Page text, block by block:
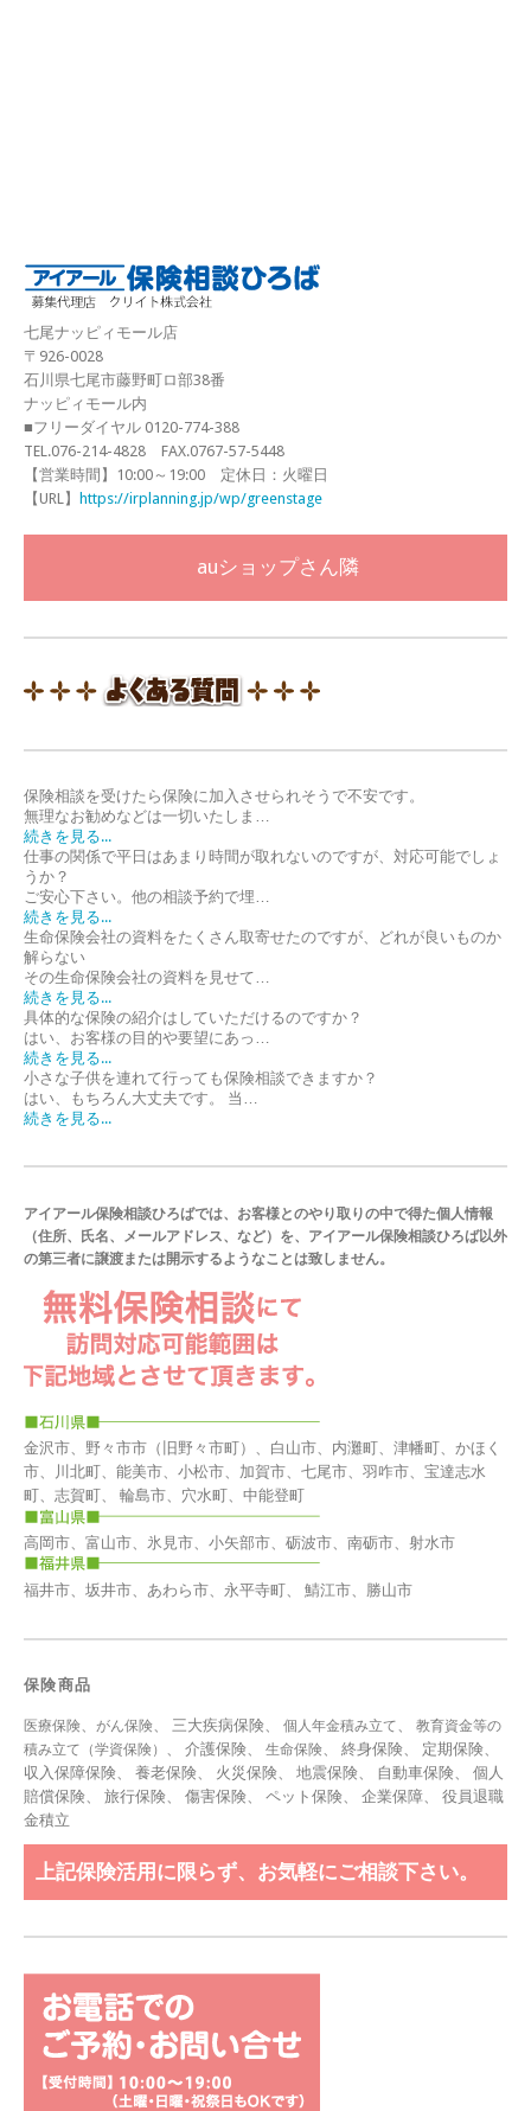
七尾ナッピィモール店
〒926-0028
石川県七尾市藤野町ロ部38番
ナッピィモール内
■フリーダイヤル 0120-774-388
TEL.076-214-4828 FAX.0767-57-5448
【営業時間】10:00～19:00 定休日：火曜日
【URL】 https://irplanning.jp/wp/greenstage
auショップさん隣
保険相談を受けたら保険に加入させられそうで不安です。
無理なお勧めなどは一切いたしま…
続きを見る...
仕事の関係で平日はあまり時間が取れないのですが、対応可能でしょ
うか？
ご安心下さい。他の相談予約で埋…
続きを見る...
生命保険会社の資料をたくさん取寄せたのですが、どれが良いものか
解らない
その生命保険会社の資料を見せて…
続きを見る...
具体的な保険の紹介はしていただけるのですか？
はい、お客様の目的や要望にあっ…
続きを見る...
小さな子供を連れて行っても保険相談できますか？
はい、もちろん大丈夫です。 当…
続きを見る...
アイアール保険相談ひろばでは、お客様とのやり取りの中で得た個人情報
（住所、氏名、メールアドレス、など）を、アイアール保険相談ひろば以外
の第三者に譲渡または開示するようなことは致しません。
金沢市、野々市市（旧野々市町）、白山市、内灘町、津幡町、かほく
市、川北町、能美市、小松市、加賀市、七尾市、羽咋市、宝達志水
町、志賀町、 輪島市、穴水町、中能登町
高岡市、富山市、氷見市、小矢部市、砺波市、南砺市、射水市
福井市、坂井市、あわら市、永平寺町、 鯖江市、勝山市
保険商品
医療保険 がん保険 、 三大疾病保険、 個人年金積み立て
教育資金等の
積み立て（学資保険）
、 介護保険、 生命保険 、 終身保険、 定期保険、
収入保障保険、 養老保険、 火災保険、 地震保険、 自動車保険、 個人
賠償保険、 旅行保険、 傷害保険、 ペット保険、 企業保障
役員退職
金積立
上記保険活用に限らず、お気軽にご相談下さい。